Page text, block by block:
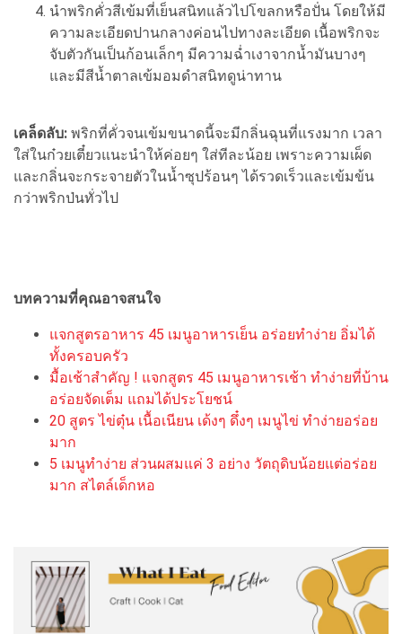
นำพริกคั่วสีเข้มที่เย็นสนิทแล้วไปโขลกหรือปั่น โดยให้มี
ความละเอียดปานกลางค่อนไปทางละเอียด เนื้อพริกจะ
จับตัวกันเป็นก้อนเล็กๆ มีความฉ่ำเงาจากน้ำมันบางๆ
และมีสีน้ำตาลเข้มอมดำสนิทดูน่าทาน
เคล็ดลับ: พริกที่คั่วจนเข้มขนาดนี้จะมีกลิ่นฉุนที่แรงมาก เวลา
ใส่ในก๋วยเตี๋ยวแนะนำให้ค่อยๆ ใส่ทีละน้อย เพราะความเผ็ด
และกลิ่นจะกระจายตัวในน้ำซุปร้อนๆ ได้รวดเร็วและเข้มข้น
กว่าพริกป่นทั่วไป
บทความที่คุณอาจสนใจ
แจกสูตรอาหาร 45 เมนูอาหารเย็น อร่อยทำง่าย อิ่มได้
ทั้งครอบครัว
มื้อเช้าสำคัญ ! แจกสูตร 45 เมนูอาหารเช้า ทำง่ายที่บ้าน
อร่อยจัดเต็ม แถมได้ประโยชน์
20 สูตร ไข่ตุ๋น เนื้อเนียน เด้งๆ ดึ๋งๆ เมนูไข่ ทำง่ายอร่อย
มาก
5 เมนูทำง่าย ส่วนผสมแค่ 3 อย่าง วัตถุดิบน้อยแต่อร่อย
มาก สไตล์เด็กหอ